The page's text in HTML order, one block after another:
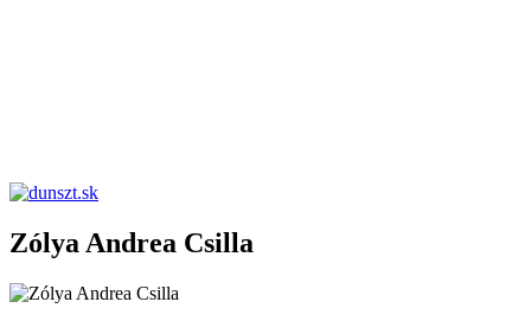
dunszt.sk
kultmag
Zólya Andrea Csilla